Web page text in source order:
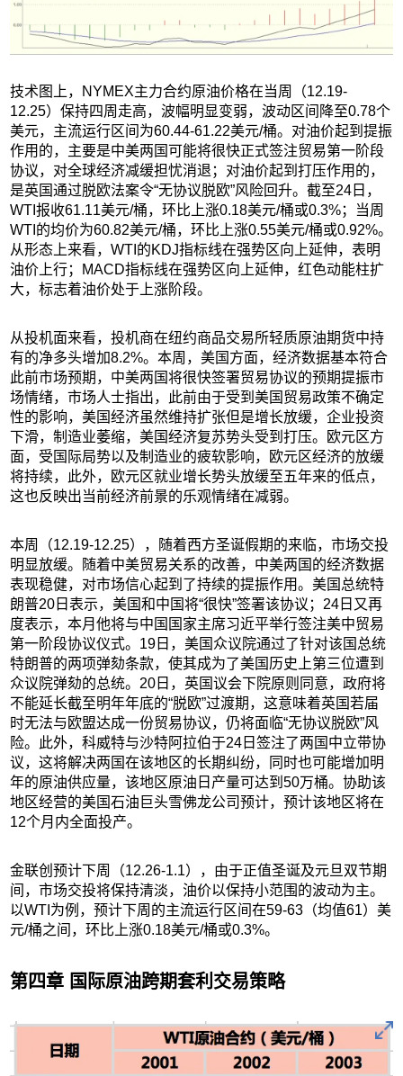
技术图上，NYMEX主力合约原油价格在当周（12.19-
12.25）保持四周走高，波幅明显变弱，波动区间降至0.78个
美元，主流运行区间为60.44-61.22美元/桶。对油价起到提振
作用的，主要是中美两国可能将很快正式签注贸易第一阶段
协议，对全球经济减缓担忧消退；对油价起到打压作用的，
是英国通过脱欧法案令“无协议脱欧”风险回升。截至24日，
WTI报收61.11美元/桶，环比上涨0.18美元/桶或0.3%；当周
WTI的均价为60.82美元/桶，环比上涨0.55美元/桶或0.92%。
从形态上来看，WTI的KDJ指标线在强势区向上延伸，表明
油价上行；MACD指标线在强势区向上延伸，红色动能柱扩
大，标志着油价处于上涨阶段。
从投机面来看，投机商在纽约商品交易所轻质原油期货中持
有的净多头增加8.2%。本周，美国方面，经济数据基本符合
此前市场预期，中美两国将很快签署贸易协议的预期提振市
场情绪，市场人士指出，此前由于受到美国贸易政策不确定
性的影响，美国经济虽然维持扩张但是增长放缓，企业投资
下滑，制造业萎缩，美国经济复苏势头受到打压。欧元区方
面，受国际局势以及制造业的疲软影响，欧元区经济的放缓
将持续，此外，欧元区就业增长势头放缓至五年来的低点，
这也反映出当前经济前景的乐观情绪在减弱。
本周（12.19-12.25），随着西方圣诞假期的来临，市场交投
明显放缓。随着中美贸易关系的改善，中美两国的经济数据
表现稳健，对市场信心起到了持续的提振作用。美国总统特
朗普20日表示，美国和中国将“很快”签署该协议；24日又再
度表示，本月他将与中国国家主席习近平举行签注美中贸易
第一阶段协议仪式。19日，美国众议院通过了针对该国总统
特朗普的两项弹劾条款，使其成为了美国历史上第三位遭到
众议院弹劾的总统。20日，英国议会下院原则同意，政府将
不能延长截至明年年底的“脱欧”过渡期，这意味着英国若届
时无法与欧盟达成一份贸易协议，仍将面临“无协议脱欧”风
险。此外，科威特与沙特阿拉伯于24日签注了两国中立带协
议，这将解决两国在该地区的长期纠纷，同时也可能增加明
年的原油供应量，该地区原油日产量可达到50万桶。协助该
地区经营的美国石油巨头雪佛龙公司预计，预计该地区将在
12个月内全面投产。
金联创预计下周（12.26-1.1），由于正值圣诞及元旦双节期
间，市场交投将保持清淡，油价以保持小范围的波动为主。
以WTI为例，预计下周的主流运行区间在59-63（均值61）美
元/桶之间，环比上涨0.18美元/桶或0.3%。
第四章 国际原油跨期套利交易策略